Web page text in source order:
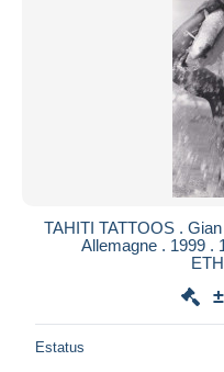
TAHITI TATTOOS .
Allemagne . 1999 .
Estatus